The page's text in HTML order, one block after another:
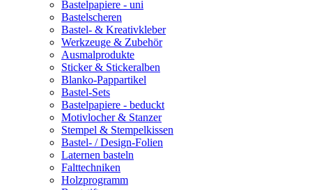
Bastelpapiere - uni
Bastelscheren
Bastel- & Kreativkleber
Werkzeuge & Zubehör
Ausmalprodukte
Sticker & Stickeralben
Blanko-Pappartikel
Bastel-Sets
Bastelpapiere - beduckt
Motivlocher & Stanzer
Stempel & Stempelkissen
Bastel- / Design-Folien
Laternen basteln
Falttechniken
Holzprogramm